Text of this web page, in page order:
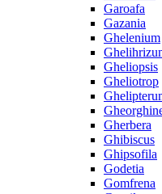
Garoafa
Gazania
Ghelenium
Gheliopsis
Gheliotrop
Gherbera
Ghibiscus
Ghipsofila
Godetia
Gomfrena